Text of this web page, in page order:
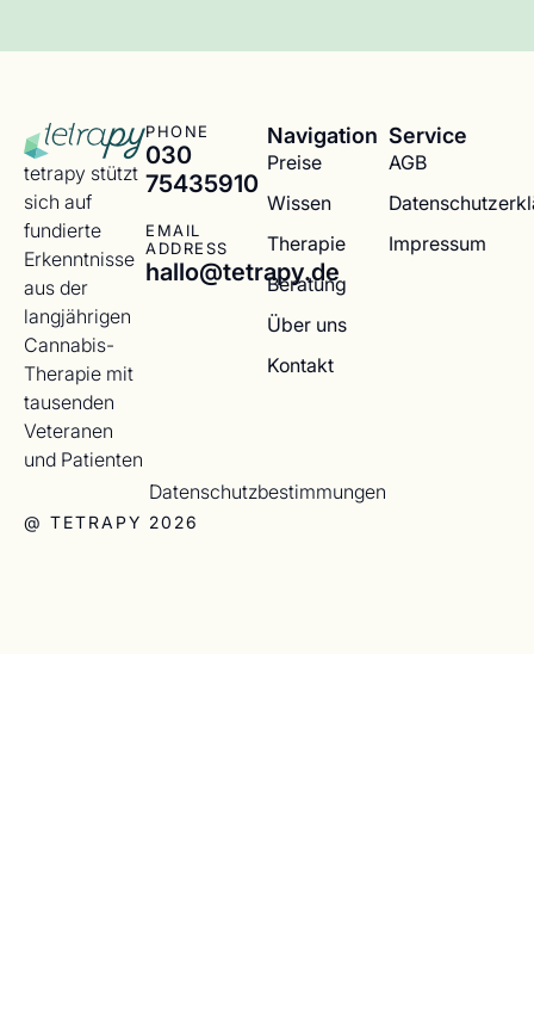
tetrapy stützt
sich auf
fundierte
Erkenntnisse
aus der
langjährigen
Cannabis-
Therapie mit
tausenden
Veteranen
und Patienten
PHONE
030
75435910
EMAIL
ADDRESS
hallo@tetrapy.de
Navigation
Preise
Wissen
Therapie
Beratung
Über uns
Kontakt
Service
AGB
Impressum
@ TETRAPY 2026
Datenschutzbestimmungen